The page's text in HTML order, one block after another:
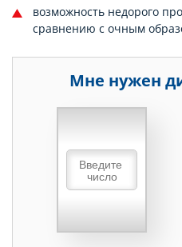
возможность недорого
сравнению с очным
Мне нужен